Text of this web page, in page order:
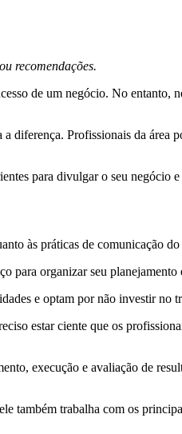
recomendações.
de um negócio. No
Profissionais da área
para divulgar o seu
às práticas de comunicação
para organizar seu planejamento
e optam por não investir
estar ciente que os
execução e avaliação de
também trabalha com os